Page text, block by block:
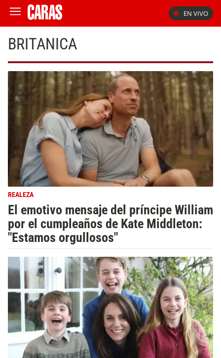
EN VIVO
BRITANICA
REALEZA
El emotivo mensaje del príncipe William
por el cumpleaños de Kate Middleton:
"Estamos orgullosos"